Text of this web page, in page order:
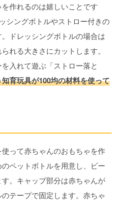
作れるのは嬉しいことです
シングボトルやストロー付きの
ドレッシングボトルの場合は
れる大きさにカットします。
入れて遊ぶ「ストロー落と
育玩具が100均の材料を使って
って赤ちゃんのおもちゃを作
ペットボトルを用意し、ビー
。キャップ部分は赤ちゃんが
テープで固定します。赤ちゃ